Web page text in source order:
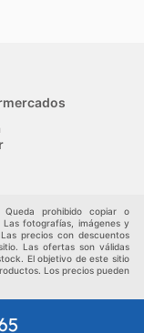
prohibido copiar o
fotografías, imágenes y
precios con descuentos
Las ofertas son válidas
El objetivo de este sitio
Los precios pueden